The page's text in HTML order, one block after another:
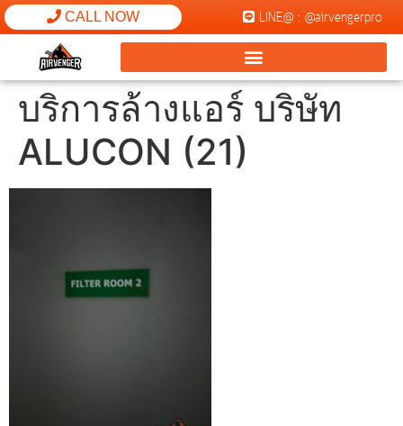
CALL NOW LINE@ : @airvengerpro
บริการล้างแอร์ บริษัท
ALUCON (21)